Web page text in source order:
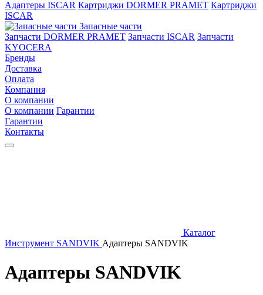
Адаптеры ISCAR Картриджи DORMER PRAMET Картриджи
ISCAR
Запасные части
Запчасти DORMER PRAMET Запчасти ISCAR Запчасти
KYOCERA
Бренды
Доставка
Оплата
Компания
О компании
О компании Гарантии
Гарантии
Контакты
Каталог
Инструмент SANDVIK Адаптеры SANDVIK
Адаптеры SANDVIK